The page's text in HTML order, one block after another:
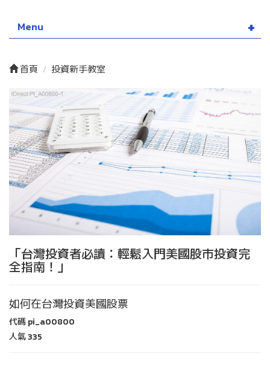
Menu
首頁 投資新手教室
「台灣投資者必讀：輕鬆入門美國股市投資完
全指南！」
如何在台灣投資美國股票
代碼pi_a00800
人氣335